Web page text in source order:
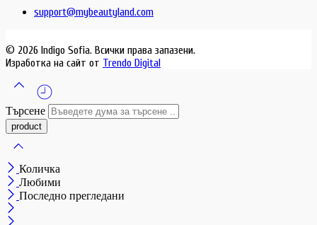
support@mybeautyland.com
© 2026 Indigo Sofia. Всички права запазени.
Изработка на сайт от Trendo Digital
Търсене
Количка
Любими
Последно прегледани